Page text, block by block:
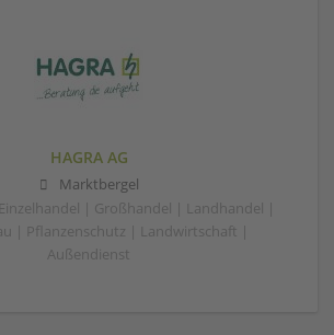
HAGRA AG
Marktbergel
| Großhandel | Landhandel |
| Pflanzenschutz | Landwirtschaft |
Außendienst